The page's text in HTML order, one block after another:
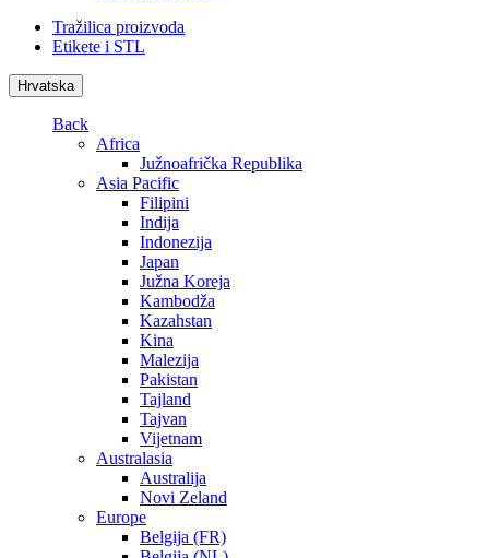
Tražilica proizvoda
Etikete i STL
Hrvatska
Back
Africa
Južnoafrička Republika
Asia Pacific
Filipini
Indija
Indonezija
Japan
Južna Koreja
Kambodža
Kazahstan
Kina
Malezija
Pakistan
Tajland
Tajvan
Vijetnam
Australasia
Australija
Novi Zeland
Europe
Belgija (FR)